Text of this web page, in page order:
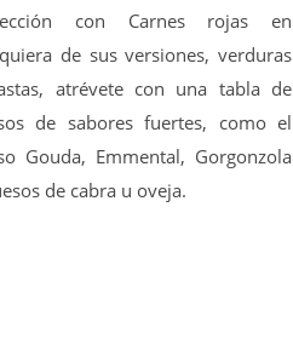
con Carnes rojas en
de sus versiones, verduras
atrévete con una tabla de
de sabores fuertes, como el
Gouda, Emmental, Gorgonzola
de cabra u oveja.